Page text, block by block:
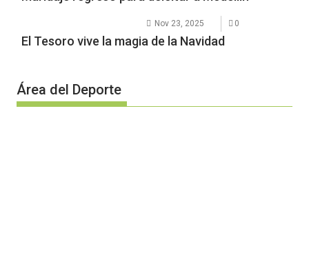
Nov 23, 2025 0
El Tesoro vive la magia de la Navidad
Área del Deporte